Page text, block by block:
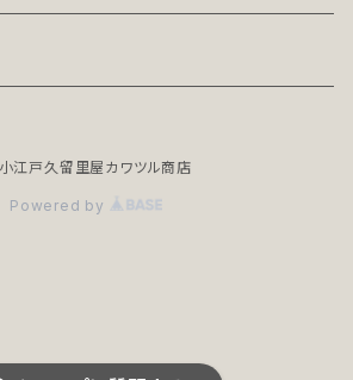
ジット版）
）
江戸久留里屋カワツル商店
Powered by